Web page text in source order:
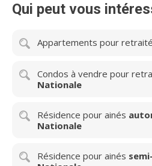
Qui peut vous
Appartements pour
Condos à vendre pour
Nationale
Résidence pour ainés
Nationale
Résidence pour ainés